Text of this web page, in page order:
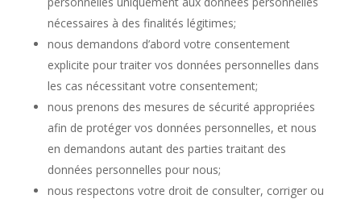
nécessaires à des finalités légitimes;
nous demandons d’abord votre consentement
explicite pour traiter vos données personnelles dans
les cas nécessitant votre consentement;
nous prenons des mesures de sécurité appropriées
afin de protéger vos données personnelles, et nous
en demandons autant des parties traitant des
données personnelles pour nous;
nous respectons votre droit de consulter, corriger ou